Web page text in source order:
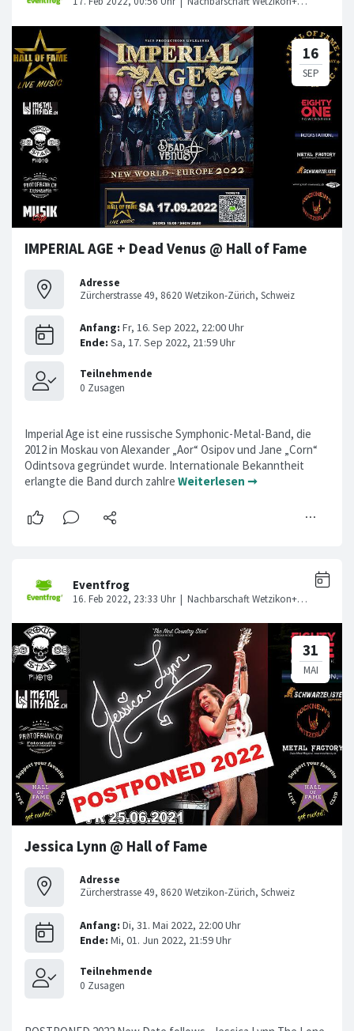
IMPERIAL AGE + Dead Venus @ Hall of Fame
Adresse
Zürcherstrasse 49, 8620 Wetzikon-Zürich, Schweiz
Imperial Age ist eine russische Symphonic-Metal-Band, die
2012 in Moskau von Alexander „Aor“ Osipov und Jane „Corn“
Odintsova gegründet wurde. Internationale Bekanntheit
erlangte die Band durch zahlre Weiterlesen ➞
Jessica Lynn @ Hall of Fame
Adresse
Zürcherstrasse 49, 8620 Wetzikon-Zürich, Schweiz